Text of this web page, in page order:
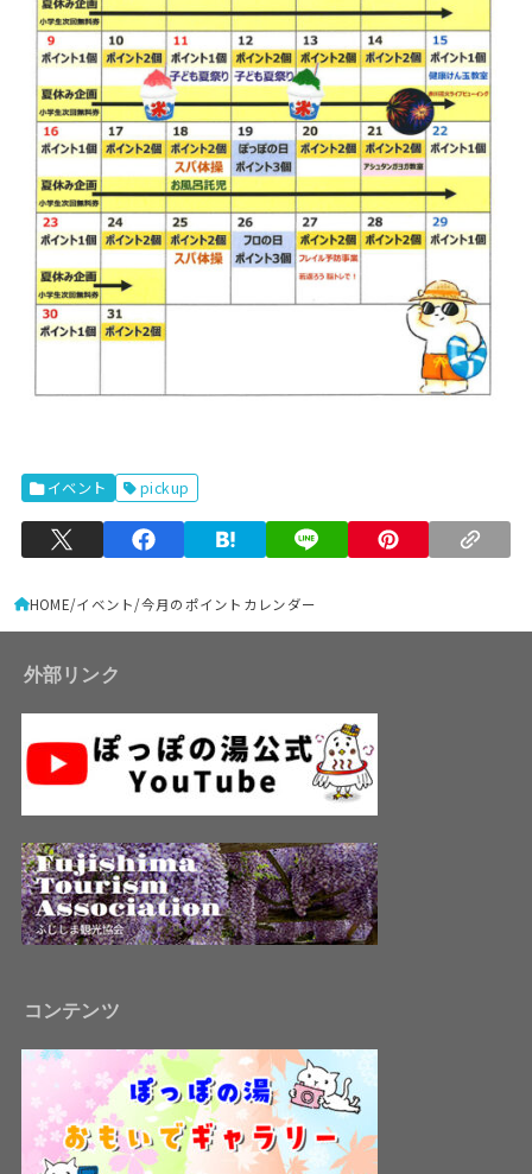
イベント pickup
HOME イベント 今月のポイントカレンダー
外部リンク
コンテンツ